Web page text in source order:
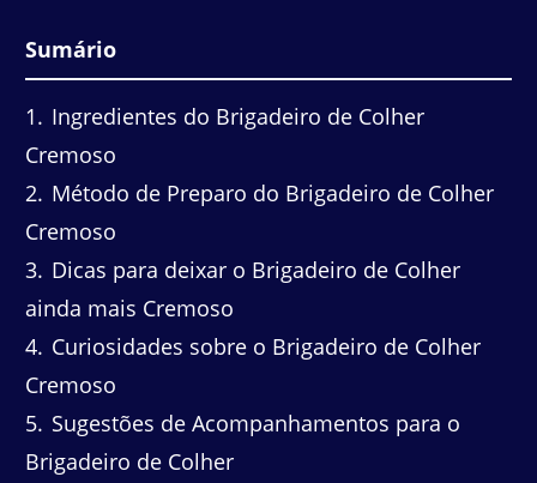
Sumário
1
Ingredientes do Brigadeiro de Colher
Cremoso
2 Método de Preparo do Brigadeiro de Colher
Cremoso
3 Dicas para deixar o Brigadeiro de Colher
ainda mais Cremoso
4 Curiosidades sobre o Brigadeiro de Colher
Cremoso
5 Sugestões de Acompanhamentos para o
Brigadeiro de Colher